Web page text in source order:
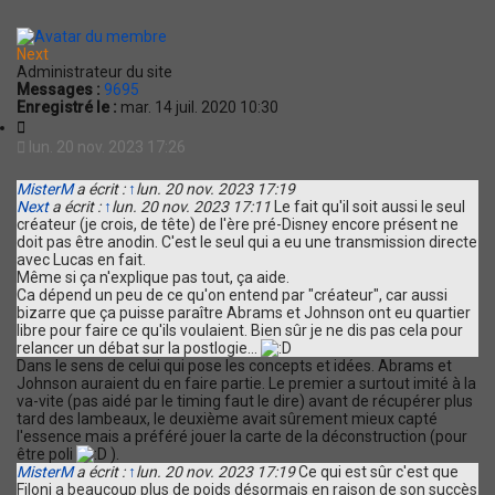
Next
Administrateur du site
Messages : 9695
Enregistré le : mar. 14 juil. 2020 10:30
a
t
i
o
n
lun. 20 nov. 2023 17:26
MisterMa écrit : ↑lun. 20 nov. 2023 17:19
Nexta écrit : ↑lun. 20 nov. 2023 17:11 Le fait qu'il soit aussi le seul
créateur (je crois, de tête) de l'ère pré-Disney encore présent ne
doit pas être anodin. C'est le seul qui a eu une transmission directe
avec Lucas en fait.
Même si ça n'explique pas tout, ça aide.
Ca dépend un peu de ce qu'on entend par "créateur", car aussi
bizarre que ça puisse paraître Abrams et Johnson ont eu quartier
libre pour faire ce qu'ils voulaient. Bien sûr je ne dis pas cela pour
relancer un débat sur la postlogie...
Dans le sens de celui qui pose les concepts et idées. Abrams et
Johnson auraient du en faire partie. Le premier a surtout imité à la
va-vite (pas aidé par le timing faut le dire) avant de récupérer plus
tard des lambeaux, le deuxième avait sûrement mieux capté
l'essence mais a préféré jouer la carte de la déconstruction (pour
être poli
).
MisterMa écrit : ↑lun. 20 nov. 2023 17:19Ce qui est sûr c'est que
Filoni a beaucoup plus de poids désormais en raison de son succès